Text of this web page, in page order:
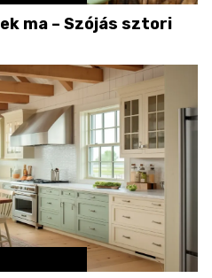
ma – Szójás sztori